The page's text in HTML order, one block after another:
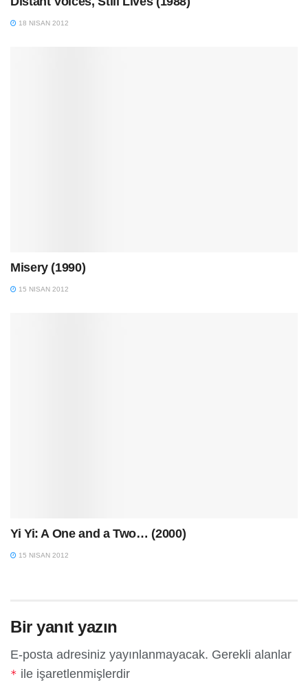
18 NISAN 2012
Misery (1990)
15 NISAN 2012
Yi Yi: A One and a Two… (2000)
15 NISAN 2012
Bir yanıt yazın
E-posta adresiniz yayınlanmayacak. Gerekli alanlar
* ile işaretlenmişlerdir